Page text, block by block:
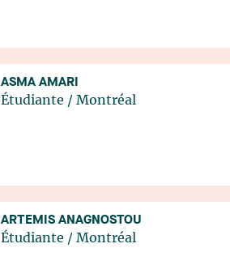
ASMA AMARI
Étudiante / Montréal
ARTEMIS ANAGNOSTOU
Étudiante / Montréal